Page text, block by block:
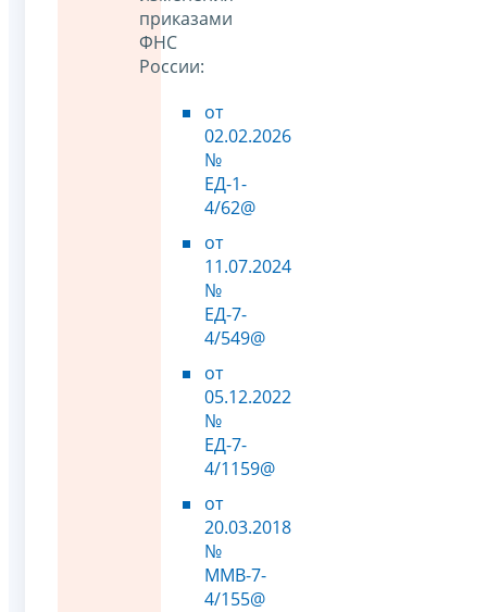
приказами
ФНС
России:
от
02.02.2026
№
ЕД-1-
4/62@
от
11.07.2024
№
ЕД-7-
4/549@
от
05.12.2022
№
ЕД-7-
4/1159@
от
20.03.2018
№
ММВ-7-
4/155@